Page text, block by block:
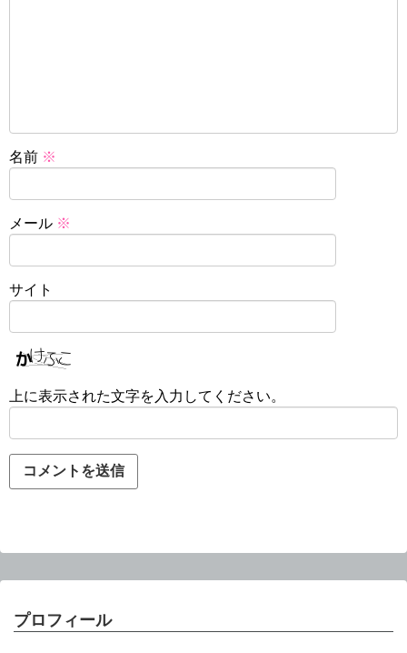
名前 ※
メール ※
サイト
上に表示された文字を入力してください。
プロフィール